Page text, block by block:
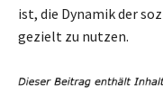
ist, die Dynamik der
gezielt zu nutzen.